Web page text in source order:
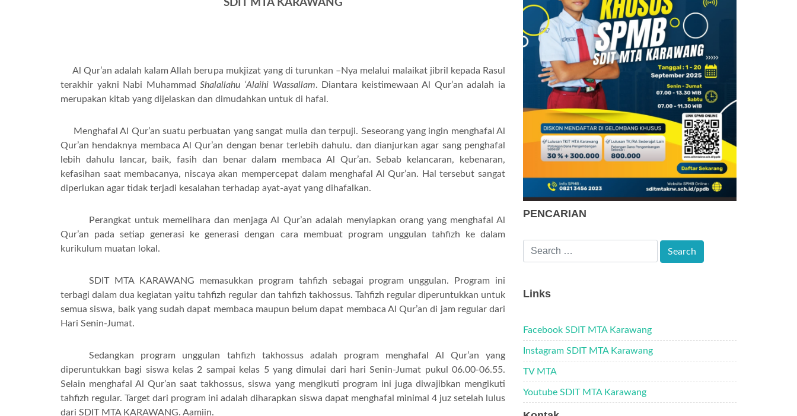
SDIT MTA KARAWANG
Al Qur’an adalah kalam Allah berupa mukjizat yang di turunkan –Nya melalui malaikat jibril kepada Rasul
terakhir yakni Nabi MuhammadShalallahu ‘Alaihi Wassallam. Diantara keistimewaan Al Qur’an adalah ia
merupakan kitab yang dijelaskan dan dimudahkan untuk di hafal.
Menghafal Al Qur’an suatu perbuatan yang sangat mulia dan terpuji. Seseorang yang ingin menghafal Al
Qur’an hendaknya membaca Al Qur’an dengan benar terlebih dahulu. dan dianjurkan agar sang penghafal
lebih dahulu lancar, baik, fasih dan benar dalam membaca Al Qur’an. Sebab kelancaran, kebenaran,
kefasihan saat membacanya, niscaya akan mempercepat dalam menghafal Al Qur’an. Hal tersebut sangat
diperlukan agar tidak terjadi kesalahan terhadap ayat-ayat yang dihafalkan.
Perangkat untuk memelihara dan menjaga Al Qur’an adalah menyiapkan orang yang menghafal Al
Qur’an pada setiap generasi ke generasi dengan cara membuat program unggulan tahfizh ke dalam
kurikulum muatan lokal.
SDIT MTA KARAWANG memasukkan program tahfizh sebagai program unggulan. Program ini
terbagi dalam dua kegiatan yaitu tahfizh regular dan tahfizh takhossus. Tahfizh regular diperuntukkan untuk
semua siswa, baik yang sudah dapat membaca maupun belum dapat membaca Al Qur’an di jam regular dari
Hari Senin-Jumat.
Sedangkan program unggulan tahfizh takhossus adalah program menghafal Al Qur’an yang
diperuntukkan bagi siswa kelas 2 sampai kelas 5 yang dimulai dari hari Senin-Jumat pukul 06.00-06.55.
Selain menghafal Al Qur’an saat takhossus, siswa yang mengikuti program ini juga diwajibkan mengikuti
tahfizh regular. Target dari program ini adalah diharapkan siswa dapat menghafal minimal 4 juz setelah lulus
dari SDIT MTA KARAWANG. Aamiin.
PENCARIAN
Links
Facebook SDIT MTA Karawang
Instagram SDIT MTA Karawang
TV MTA
Youtube SDIT MTA Karawang